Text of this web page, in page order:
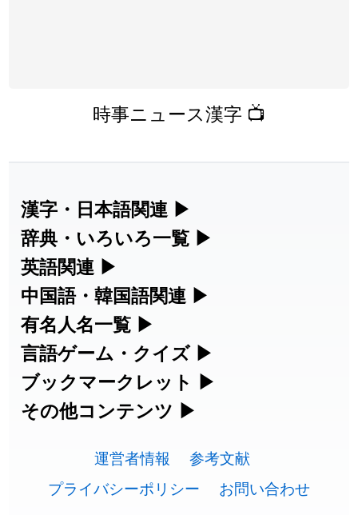
時事ニュース漢字 📺
漢字・日本語関連 ▶
漢字の読み方検索、手書き入力、書き順
練習など、日本語学習に役立つツールを
集めています。
人名漢字辞典 - 読み方検索
手書き漢字入力
漢字の書き方・書き順 書き取り練習
ひらがなの書き方・書き順
辞典・いろいろ一覧 ▶
部首・画数別の漢字一覧、熟語辞典、地
名・駅名検索など、各種リファレンスツ
ールです。
部首画数別漢字一覧
常用漢字一覧
画数別なまえ漢字一覧
英語関連 ▶
カタカナ語・略語の意味検索、発音記
号、リスニング練習など英語学習ツール
です。
カタカナ語の意味・発音・類語辞典
英語の発音記号一覧
英単語リスニングテスト
中国語・韓国語関連 ▶
中国語のピンイン変換、韓国語の手書き
入力など、アジア言語学習ツールです。
手書き中国語入力 変換ツール
韓国語手書き入力
有名人名一覧 ▶
海外セレブやスポーツ選手の名前の読み
方・発音を確認できます。
海外有名人の苗字・名前一覧と発音
プレミアリーグ選手名一覧
言語ゲーム・クイズ ▶
四字熟語パズルや漢字クイズなど、楽し
みながら学べるゲームです。
有名人名前読みクイズ（毎日更新）
ブックマークレット ▶
ブラウザに登録して、どのサイトからで
す。
漢字読み方検索ブックマークレット
その他コンテンツ ▶
その他の便利ツールです。
絵文字の意味と使い方
運営者情報
参考文献
プライバシーポリシー
お問い合わせ